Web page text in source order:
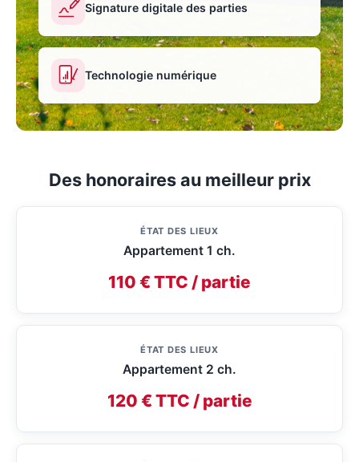
Signature digitale des parties
Technologie numérique
Des honoraires au meilleur prix
ÉTAT DES LIEUX
Appartement 1 ch.
110 € TTC / partie
ÉTAT DES LIEUX
Appartement 2 ch.
120 € TTC / partie